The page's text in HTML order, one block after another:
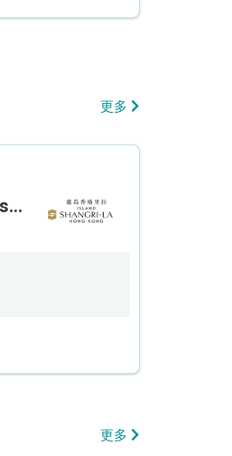
更多
Security Manager / Assistant Security Manager
更多